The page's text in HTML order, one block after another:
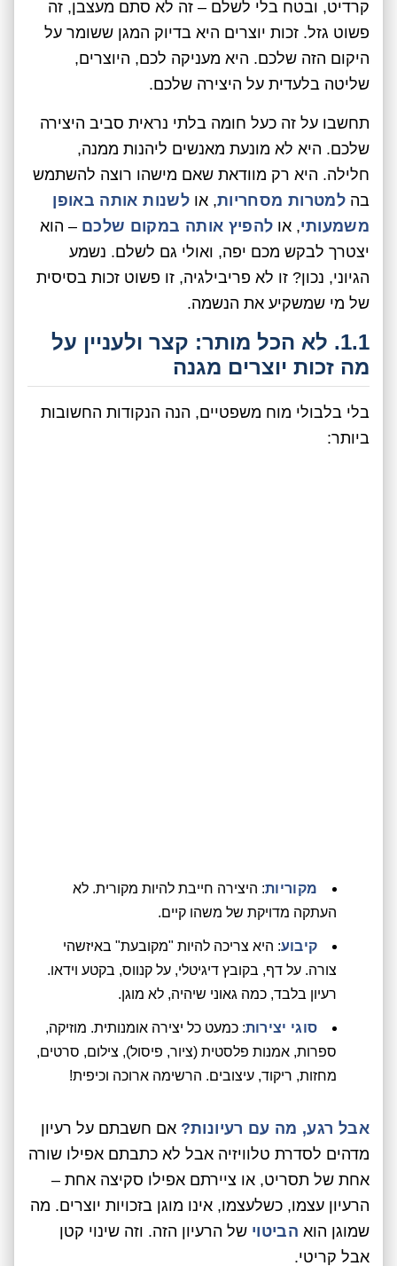
קרדיט, ובטח בלי לשלם – זה לא סתם מעצבן, זה
פשוט גזל. זכות יוצרים היא בדיוק המגן ששומר על
היקום הזה שלכם. היא מעניקה לכם, היוצרים,
שליטה בלעדית על היצירה שלכם.
תחשבו על זה כעל חומה בלתי נראית סביב היצירה
שלכם. היא לא מונעת מאנשים ליהנות ממנה,
חלילה. היא רק מוודאת שאם מישהו רוצה להשתמש
בה למטרות מסחריות, אולשנות אותה באופן
משמעותי, או להפיץ אותה במקום שלכם – הוא
יצטרך לבקש מכם יפה, ואולי גם לשלם. נשמע
הגיוני, נכון? זו לא פריבילגיה, זו פשוט זכות בסיסית
של מי שמשקיע את הנשמה.
1.1. לא הכל מותר: קצר ולעניין על
מה זכות יוצרים מגנה
בלי בלבולי מוח משפטיים, הנה הנקודות החשובות
ביותר:
מקוריות: היצירה חייבת להיות מקורית. לא
העתקה מדויקת של משהו קיים.
קיבוע: היא צריכה להיות "מקובעת" באיזשהי
צורה. על דף, בקובץ דיגיטלי, על קנווס, בקטע וידאו.
רעיון בלבד, כמה גאוני שיהיה, לא מוגן.
סוגי יצירות: כמעט כל יצירה אומנותית. מוזיקה,
ספרות, אמנות פלסטית (ציור, פיסול), צילום, סרטים,
מחזות, ריקוד, עיצובים. הרשימה ארוכה וכיפית!
אבל רגע, מה עם רעיונות? אם חשבתם על רעיון
מדהים לסדרת טלוויזיה אבל לא כתבתם אפילו שורה
אחת של תסריט, או ציירתם אפילו סקיצה אחת –
הרעיון עצמו, כשלעצמו, אינו מוגן בזכויות יוצרים. מה
שמוגן הוא הביטוי של הרעיון הזה. וזה שינוי קטן
אבל קריטי.